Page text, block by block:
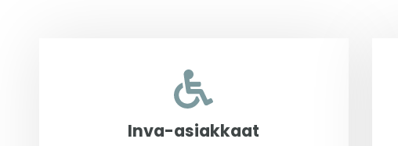
Inva-asiakkaat